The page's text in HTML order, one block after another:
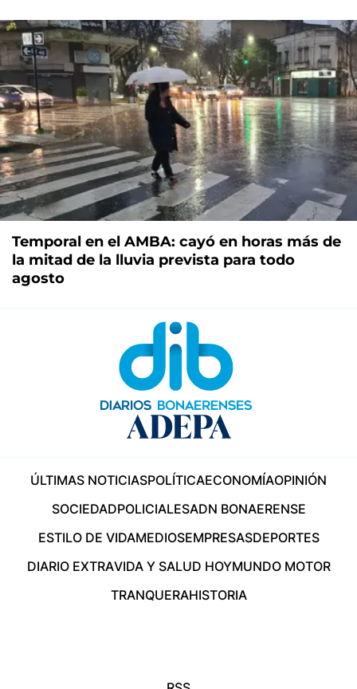
Temporal en el AMBA: cayó en horas más de
la mitad de la lluvia prevista para todo
agosto
ÚLTIMAS NOTICIASPOLÍTICAECONOMÍAOPINIÓN
SOCIEDADPOLICIALESADN BONAERENSE
ESTILO DE VIDAMEDIOSEMPRESASDEPORTES
DIARIO EXTRAVIDA Y SALUD HOYMUNDO MOTOR
TRANQUERAHISTORIA